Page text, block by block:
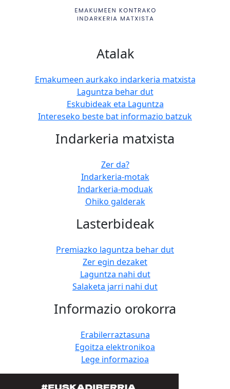
Atalak
Emakumeen aurkako indarkeria matxista
Laguntza behar dut
Eskubideak eta Laguntza
Intereseko beste bat informazio batzuk
Indarkeria matxista
Zer da?
Indarkeria-motak
Indarkeria-moduak
Ohiko galderak
Lasterbideak
Premiazko laguntza behar dut
Zer egin dezaket
Laguntza nahi dut
Salaketa jarri nahi dut
Informazio orokorra
Erabilerraztasuna
Egoitza elektronikoa
Lege informazioa